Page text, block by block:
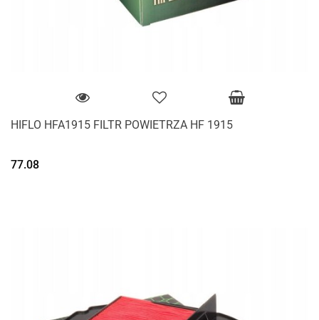
HIFLO HFA1915 FILTR POWIETRZA HF 1915
77.08